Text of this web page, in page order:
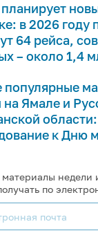
в 2026 году
64 рейса,
– около 1,4
Ямале и
к Дню
недели
по